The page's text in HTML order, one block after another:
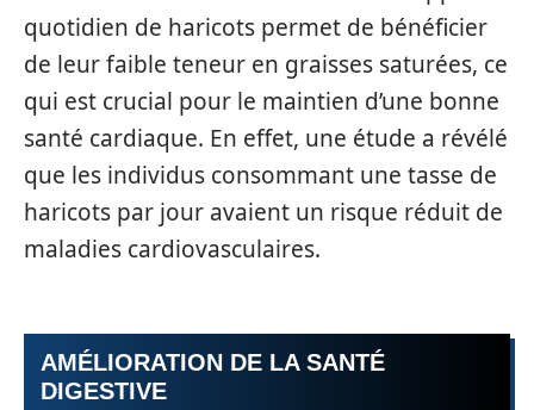
quotidien de haricots permet de bénéficier
de leur faible teneur en graisses saturées, ce
qui est crucial pour le maintien d’une bonne
santé cardiaque. En effet, une étude a révélé
que les individus consommant une tasse de
haricots par jour avaient un risque réduit de
maladies cardiovasculaires.
AMÉLIORATION DE LA SANTÉ
DIGESTIVE